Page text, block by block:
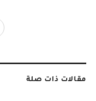
مقالات ذات صلة